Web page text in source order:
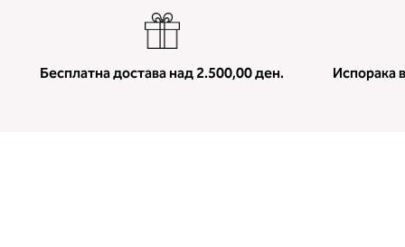
Бесплатна достава над 2.500,00 ден. Испорака